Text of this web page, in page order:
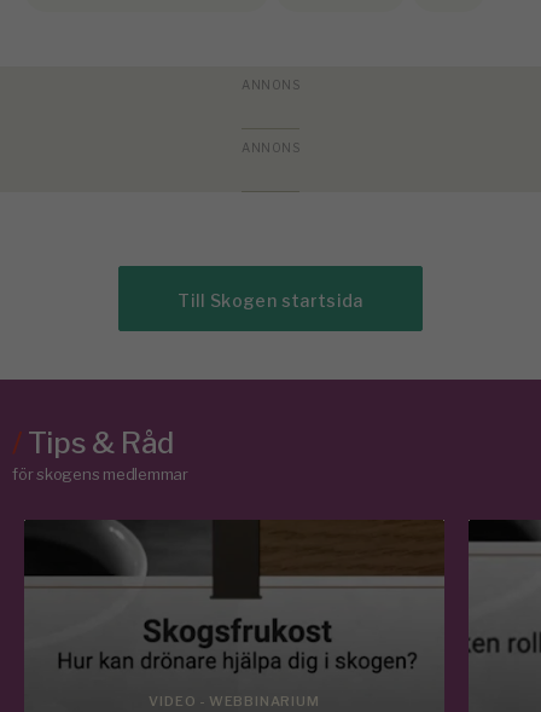
Till Skogen startsida
/Tips & Råd
för skogens medlemmar
VIDEO - WEBBINARIUM